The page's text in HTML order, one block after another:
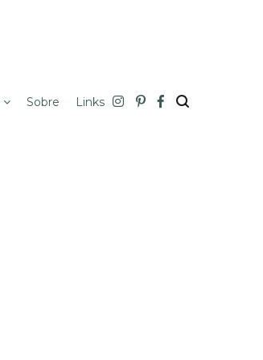
Sobre Links